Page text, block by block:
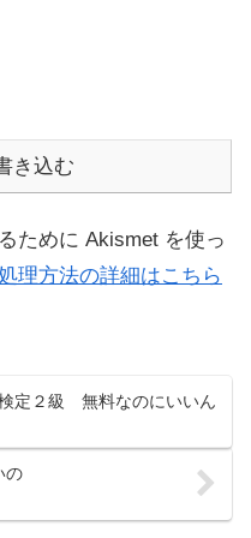
き込む
ために Akismet を使っ
理方法の詳細はこちら
定２級 無料なのにいいん
の